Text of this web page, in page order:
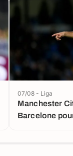
Manchester
Barcelone
07/08 - Liga